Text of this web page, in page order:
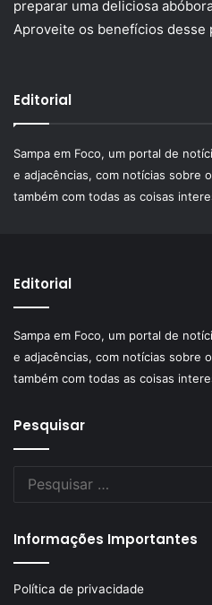
preparar uma deliciosa
Aproveite os benefícios desse
Editorial
Sampa em Foco, um portal de
e adjacências, com notícias sobre
também com todas as coisas
Editorial
Sampa em Foco, um portal de
e adjacências, com notícias sobre
também com todas as coisas
Pesquisar
Informações Importantes
Política de privacidade